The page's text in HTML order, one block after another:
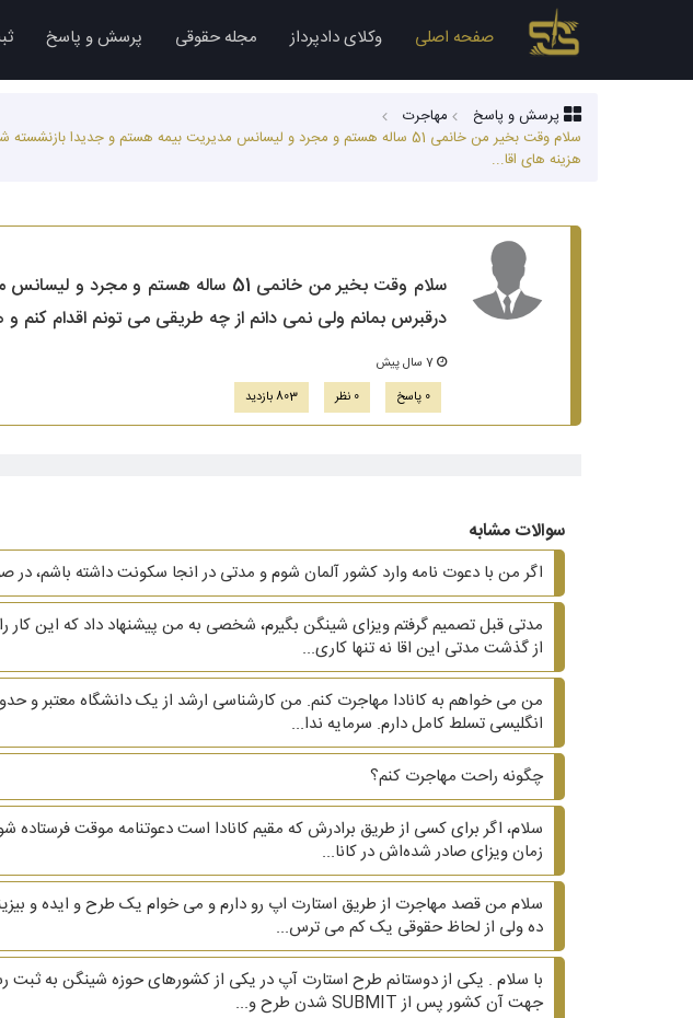
صفحه اصلی وکلای دادپرداز مجله حقوقی پرسش و پاسخ
پرسش و پاسخ
مهاجرت
سلام وقت بخیر من خانمی 51 ساله هستم و مجرد و لیسانس مدیریت بیمه هستم و
هزینه های اقا...
سلام وقت بخیر من خانمی 51 ساله
درقبرس بمانم ولی نمی دانم از چه طریقی می تونم اقدام کنم
7 سال پیش
0 پاسخ
0 نظر 803 بازدید
سوالات مشابه
اگر من با دعوت نامه وارد کشور آلمان شوم و مدتی در انجا سکونت داشته باشم،
از گذشت مدتی این اقا نه تنها کاری...
انگلیسی تسلط کامل دارم. سرمایه ندا...
چگونه راحت مهاجرت کنم؟
سلام، اگر برای کسی از طریق برادرش که مقیم کانادا است دعوتنامه موقت
زمان ویزای صادر شده‌اش در کانا...
سلام من قصد مهاجرت از طریق استارت اپ رو دارم و می خوام یک طرح و ایده و
ده ولی از لحاظ حقوقی یک کم می ترس...
با سلام . یکی از دوستانم طرح استارت آپ در یکی از کشورهای حوزه شینگن به ثبت
جهت آن کشور پس از SUBMIT شدن طرح و...